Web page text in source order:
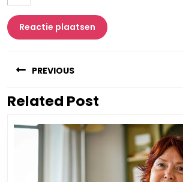
PREVIOUS
Vorig
Related Post